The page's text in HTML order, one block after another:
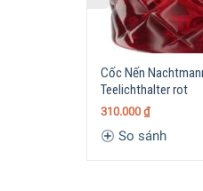
Cốc Nến
Teelichthalter rot
310.000 ₫
So sánh